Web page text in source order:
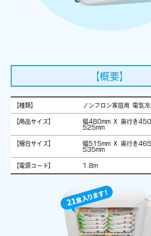
【概要】
【種類】 ノンフロン家庭用 電気
【商品サイズ】
幅480mm X 奥行き
525mm
【梱包サイズ】
幅515mm X 奥行き
535mm
【電源コード】 1.8m